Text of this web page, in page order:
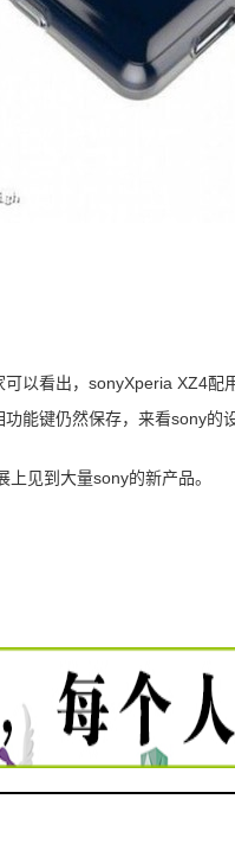
以看出，sonyXperia XZ4配
能键仍然保存，来看sony的
见到大量sony的新产品。